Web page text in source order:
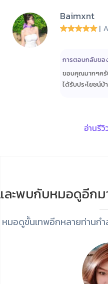
Baimxnt
|
การตอบกลับข
ขอบคุณมากๆครั
ได้รับประโยชน์บ้
อ่านรีวิ
ละพบกับหมอดูอีกม
หมอดูขั้นเทพอีกหลายท่านก